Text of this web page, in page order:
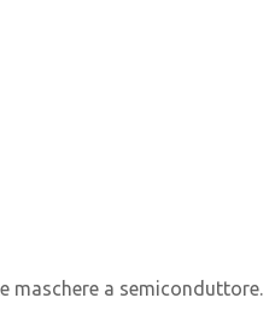
maschere a semiconduttore.